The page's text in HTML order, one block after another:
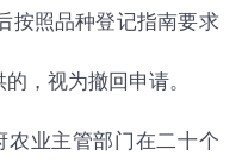
按照品种登记指南要求
，视为撤回申请。
业主管部门在二十个